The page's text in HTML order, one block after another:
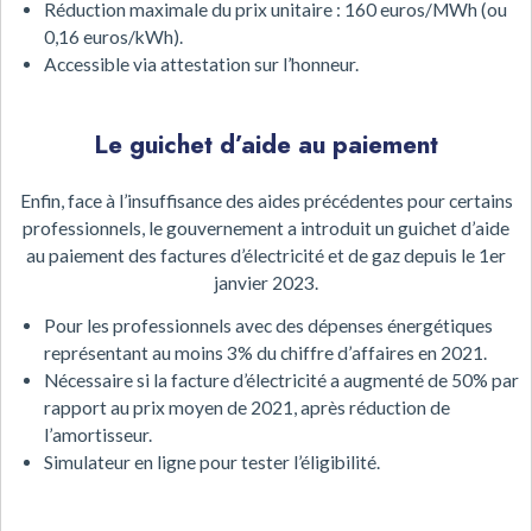
Réduction maximale du prix unitaire : 160 euros/MWh (ou
0,16 euros/kWh).
Accessible via attestation sur l’honneur.
Le guichet d’aide au paiement
Enfin, face à l’insuffisance des aides précédentes pour certains
professionnels, le gouvernement a introduit un guichet d’aide
au paiement des factures d’électricité et de gaz depuis le 1er
janvier 2023.
Pour les professionnels avec des dépenses énergétiques
représentant au moins 3% du chiffre d’affaires en 2021.
Nécessaire si la facture d’électricité a augmenté de 50% par
rapport au prix moyen de 2021, après réduction de
l’amortisseur.
Simulateur en ligne pour tester l’éligibilité.